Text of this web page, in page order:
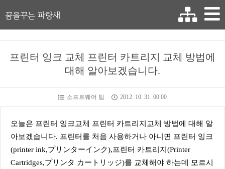
꿈을꾸는 파랑새
프린터 잉크 교체 프린터 카트리지 교체 방법에
대해 알아보겠습니다.
소프트웨어 팁 2012. 10. 31. 00:00
오늘은 프린터 잉크교체 프린터 카트리지교체 방법에 대해 알
아보겠습니다. 프린터를 처음 사용하거나 아니면 프린터 잉크
(printer ink,プリンターインク),프린터 카트리지(Printer
Cartridges,プリンタ カートリッジ)를 교체해야 하는데 모르시